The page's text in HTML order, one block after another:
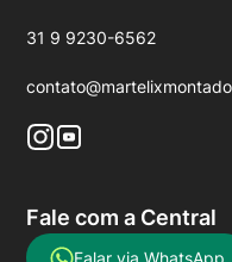
31 9 9230-6562
Fale com a Central